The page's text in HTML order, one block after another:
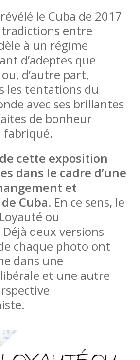
le Cuba de 2017
entre
à un régime
d’adeptes que
d’autre part,
les tentations du
avec ses brillantes
de bonheur
cette exposition
dans le cadre d’une
et
Cuba. En ce sens, le
ou
deux versions
chaque photo ont
dans une
et une autre